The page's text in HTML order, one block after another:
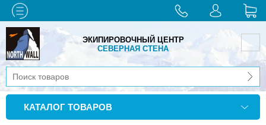
ЭКИПИРОВОЧНЫЙ ЦЕНТР
СЕВЕРНАЯ СТЕНА
КАТАЛОГ ТОВАРОВ